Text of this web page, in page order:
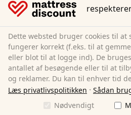
Grebbener Str. 7
52525 Heinsberg
Tyskland
E-Mail:customer-
Alle priser er inkl. moms.
Dette websted bruger cookies til at
fungerer korrekt (f.eks. til at
eller blot til at logge ind). De
antallet af besøgende eller til at
og reklamer. Du kan til enhver tid
Læs privatlivspolitikken · Sådan
Nødvendigt